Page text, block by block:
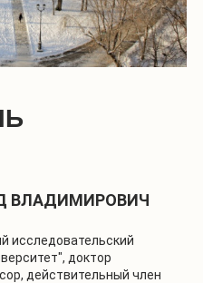
ВЛАДИМИРОВИЧ
исследовательский
доктор
действительный член